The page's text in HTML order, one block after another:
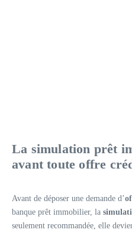
La simulation prêt
avant toute offre
Avant de déposer une demande d’
banque prêt immobilier, la
seulement recommandée, elle